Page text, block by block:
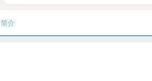
简介